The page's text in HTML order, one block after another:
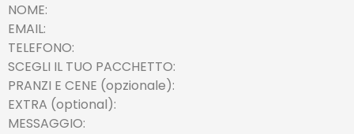
NOME
EMAIL
TELEFONO
SCEGLI IL TUO PACCHETTO
PRANZI E CENE (opzionale)
EXTRA (optional)
MESSAGGIO